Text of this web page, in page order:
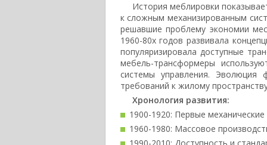
История меблировки
к сложным механизированным
решавшие проблему экономии
1960-80х годов развивала
популяризировала доступные
мебель-трансформеры
системы управления. Эволюция
требований к жилому
Хронология развития:
1900-1920: Первые
1960-1980: Массовое